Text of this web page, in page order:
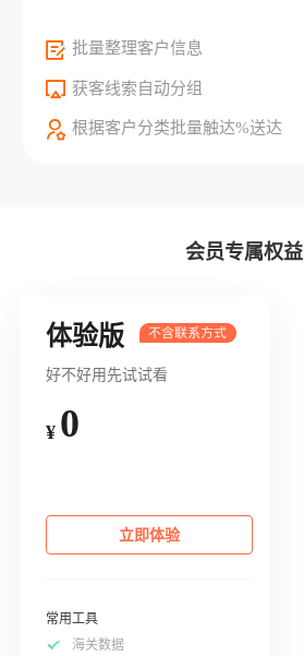
批量整理客户信息
获客线索自动分组
根据客户分类批量触达%送达
会员专属权益
体验版
好不好用先试试看
¥ 0
立即体验
常用工具
海关数据